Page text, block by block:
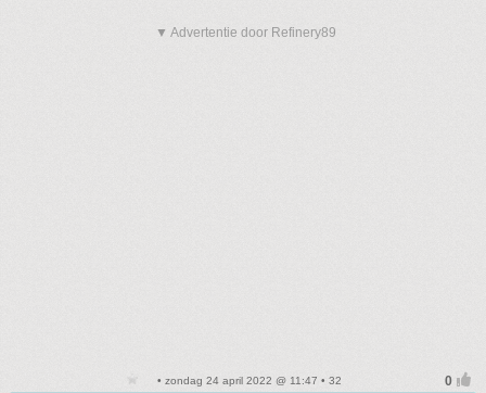
▼ Advertentie door Refinery89
• zondag 24 april 2022 @ 11:47 • 32